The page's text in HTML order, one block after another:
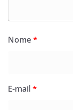
Nome*
E-mail*